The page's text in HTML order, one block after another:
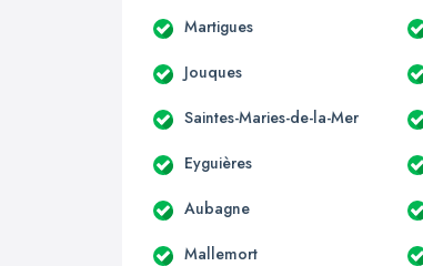
Martigues
Jouques
Saintes-Maries-de-la-Mer
Eyguières
Aubagne
Mallemort